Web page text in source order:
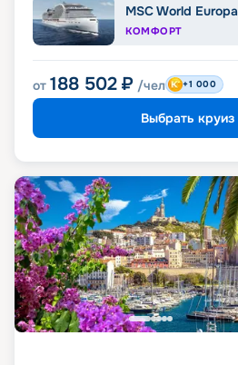
MSC World Europa
КОМФОРТ
от 188 502 ₽ /чел +1 000
Выбрать круиз